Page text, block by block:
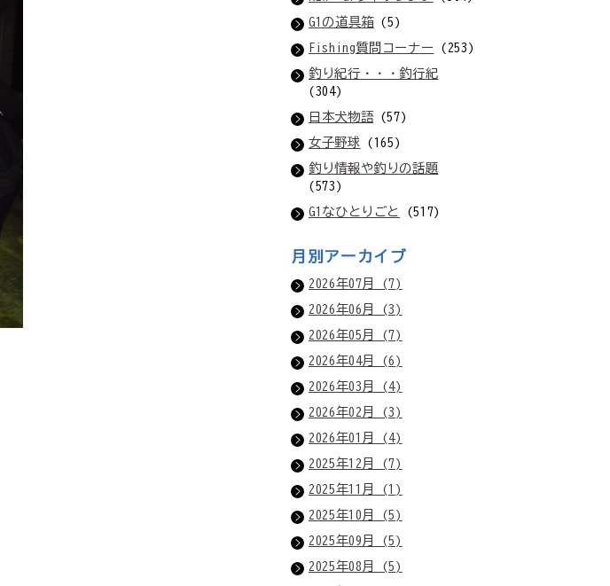
G1の道具箱(5)
Fishing質問コーナー (253)
釣り紀行・・・釣行紀
(304)
日本犬物語(57)
女子野球 (165)
釣り情報や釣りの話題
(573)
G1なひとりごと
(517)
月別アーカイブ
2026年07月 (7)
2026年06月 (3)
2026年05月 (7)
2026年04月 (6)
2026年03月 (4)
2026年02月 (3)
2026年01月 (4)
2025年12月 (7)
2025年11月 (1)
2025年10月 (5)
2025年09月 (5)
2025年08月 (5)